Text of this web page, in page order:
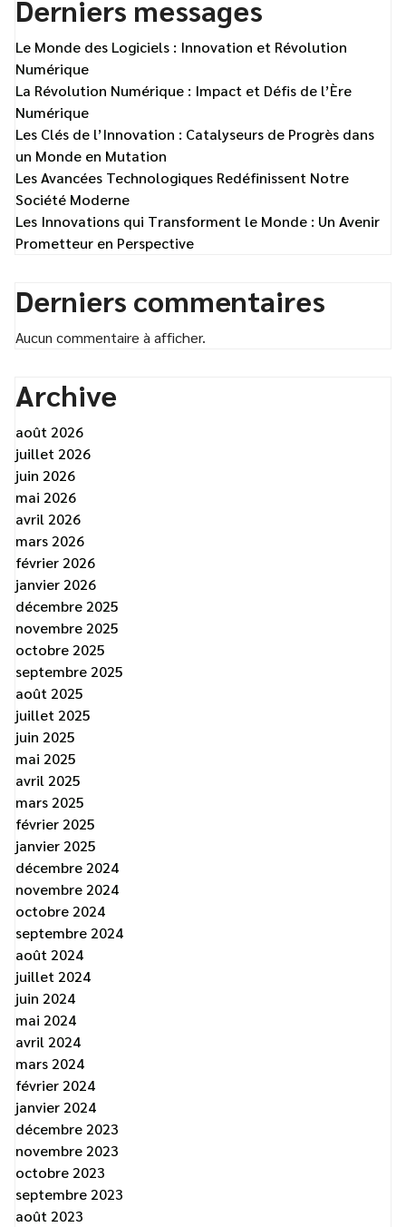
Derniers messages
Le Monde des Logiciels : Innovation et Révolution
Numérique
La Révolution Numérique : Impact et Défis de l’Ère
Numérique
Les Clés de l’Innovation : Catalyseurs de Progrès dans
un Monde en Mutation
Les Avancées Technologiques Redéfinissent Notre
Société Moderne
Les Innovations qui Transforment le Monde : Un Avenir
Prometteur en Perspective
Derniers commentaires
Aucun commentaire à afficher.
Archive
août 2026
juillet 2026
juin 2026
mai 2026
avril 2026
mars 2026
février 2026
janvier 2026
décembre 2025
novembre 2025
octobre 2025
septembre 2025
août 2025
juillet 2025
juin 2025
mai 2025
avril 2025
mars 2025
février 2025
janvier 2025
décembre 2024
novembre 2024
octobre 2024
septembre 2024
août 2024
juillet 2024
juin 2024
mai 2024
avril 2024
mars 2024
février 2024
janvier 2024
décembre 2023
novembre 2023
octobre 2023
septembre 2023
août 2023